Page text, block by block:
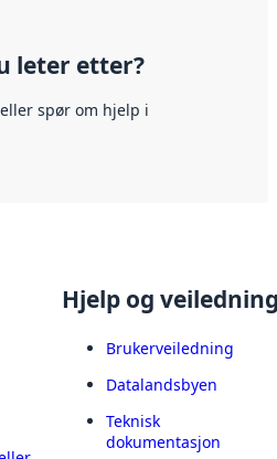
leter etter?
spør om hjelp i
Hjelp og
Brukerveiledning
Datalandsbyen
Teknisk
dokumentasjon